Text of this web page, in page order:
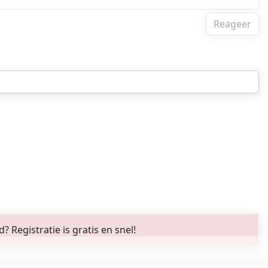
Reageer
Registratie is gratis en snel!